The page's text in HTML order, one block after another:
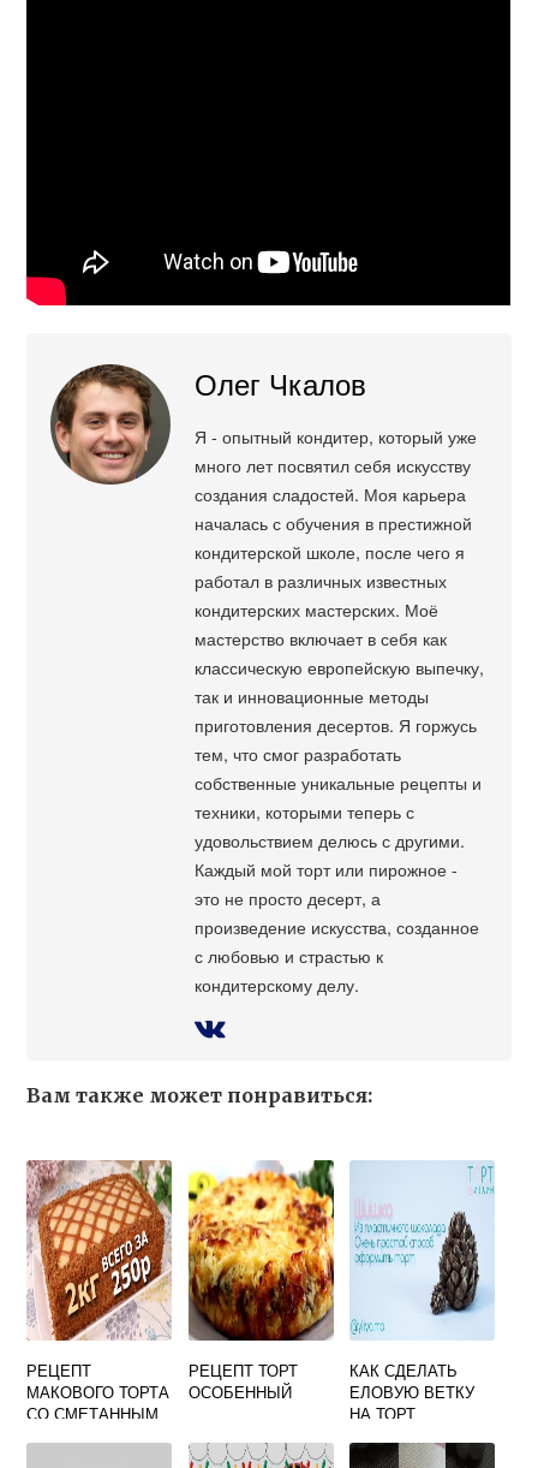
Олег Чкалов
Я - опытный кондитер, который уже
много лет посвятил себя искусству
создания сладостей. Моя карьера
началась с обучения в престижной
кондитерской школе, после чего я
работал в различных известных
кондитерских мастерских. Моё
мастерство включает в себя как
классическую европейскую выпечку,
так и инновационные методы
приготовления десертов. Я горжусь
тем, что смог разработать
собственные уникальные рецепты и
техники, которыми теперь с
удовольствием делюсь с другими.
Каждый мой торт или пирожное -
это не просто десерт, а
произведение искусства, созданное
с любовью и страстью к
кондитерскому делу.
Вам также может понравиться:
РЕЦЕПТ
МАКОВОГО ТОРТА
СО СМЕТАННЫМ
РЕЦЕПТ ТОРТ
ОСОБЕННЫЙ
КАК СДЕЛАТЬ
ЕЛОВУЮ ВЕТКУ
НА ТОРТ